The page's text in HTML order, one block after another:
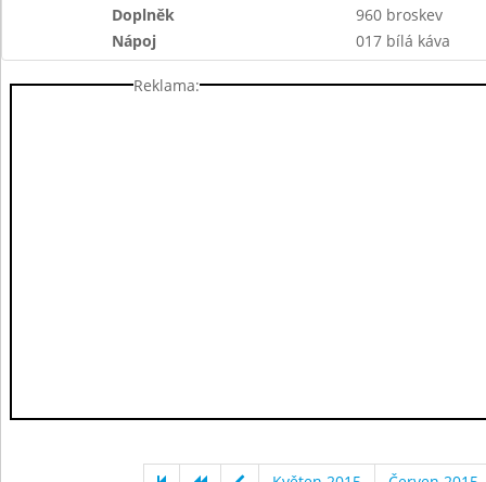
Doplněk
960 broskev
Nápoj
017 bílá káva
Reklama: